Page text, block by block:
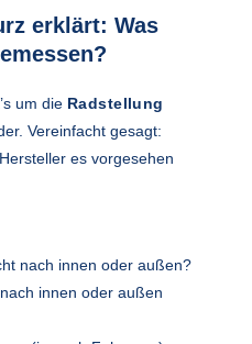
erklärt: Was
um die Radstellung
Vereinfacht gesagt:
es vorgesehen
nach innen oder außen?
innen oder außen